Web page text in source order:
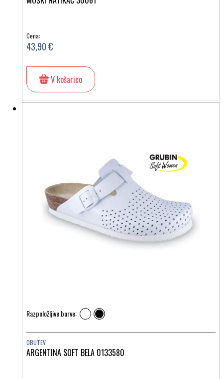
Cena:
43,90 €
V košarico
Razpoložljive barve:
OBUTEV
ARGENTINA SOFT BELA 0133580